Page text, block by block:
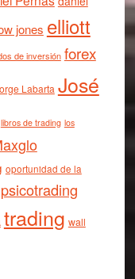
jones elliott
de inversión forex
Labarta José
libros de trading los
oportunidad de la
psicotrading
trading wall